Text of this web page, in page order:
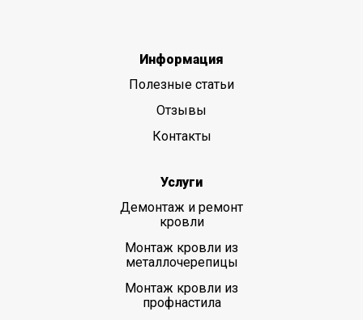
Информация
Полезные статьи
Отзывы
Контакты
Услуги
Демонтаж и ремонт
кровли
Монтаж кровли из
металлочерепицы
Монтаж кровли из
профнастила